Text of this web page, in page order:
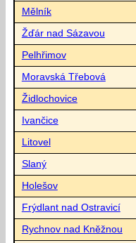
Mělník
Žďár nad Sázavou
Pelhřimov
Moravská Třebová
Židlochovice
Ivančice
Litovel
Slaný
Holešov
Frýdlant nad Ostravicí
Rychnov nad Kněžnou